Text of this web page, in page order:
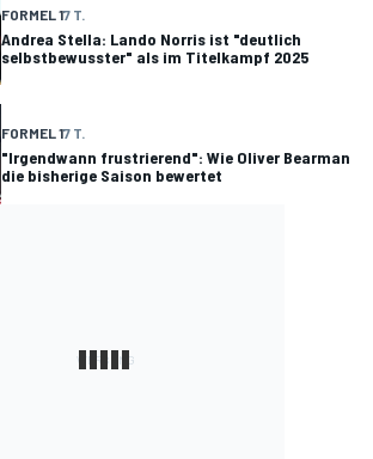
FORMEL 17 T.
Andrea Stella: Lando Norris ist "deutlich
selbstbewusster" als im Titelkampf 2025
FORMEL 17 T.
"Irgendwann frustrierend": Wie Oliver Bearman
die bisherige Saison bewertet